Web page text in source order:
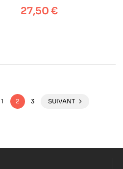
27,50 €
1 2 3 SUIVANT